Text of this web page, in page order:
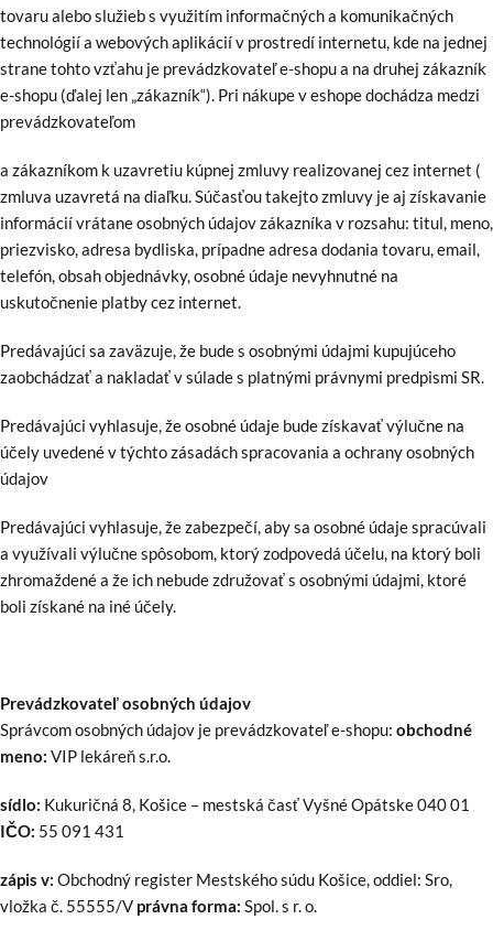
tovaru alebo služieb s využitím informačných a komunikačných
technológií a webových aplikácií v prostredí internetu, kde na jednej
strane tohto vzťahu je prevádzkovateľ e-shopu a na druhej zákazník
e-shopu (ďalej len „zákazník“). Pri nákupe v eshope dochádza medzi
prevádzkovateľom
a zákazníkom k uzavretiu kúpnej zmluvy realizovanej cez internet (
zmluva uzavretá na diaľku. Súčasťou takejto zmluvy je aj získavanie
informácií vrátane osobných údajov zákazníka v rozsahu: titul, meno,
priezvisko, adresa bydliska, prípadne adresa dodania tovaru, email,
telefón, obsah objednávky, osobné údaje nevyhnutné na
uskutočnenie platby cez internet.
Predávajúci sa zaväzuje, že bude s osobnými údajmi kupujúceho
zaobchádzať a nakladať v súlade s platnými právnymi predpismi SR.
Predávajúci vyhlasuje, že osobné údaje bude získavať výlučne na
účely uvedené v týchto zásadách spracovania a ochrany osobných
údajov
Predávajúci vyhlasuje, že zabezpečí, aby sa osobné údaje spracúvali
a využívali výlučne spôsobom, ktorý zodpovedá účelu, na ktorý boli
zhromaždené a že ich nebude združovať s osobnými údajmi, ktoré
boli získané na iné účely.
Prevádzkovateľ osobných údajov
Správcom osobných údajov je prevádzkovateľ e-shopu: obchodné
meno: VIP lekáreň s.r.o.
sídlo: Kukuričná 8, Košice – mestská časť Vyšné Opátske 040 01
IČO: 55 091 431
zápis v: Obchodný register Mestského súdu Košice, oddiel: Sro,
vložka č. 55555/V právna forma: Spol. s r. o.